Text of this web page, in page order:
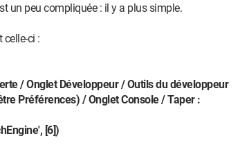
un peu compliquée : il y a plus simple.
ci :
/ Onglet Développeur / Outils du développeur
Préférences) / Onglet Console / Taper :
[6])